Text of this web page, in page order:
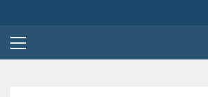
Primary